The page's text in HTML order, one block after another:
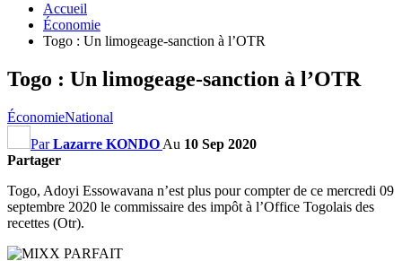
Accueil
Économie
Togo : Un limogeage-sanction à l’OTR
Togo : Un limogeage-sanction à l’OTR
ÉconomieNational
ParLazarre KONDO Au 10 Sep 2020
Partager
Togo, Adoyi Essowavana n’est plus pour compter de ce mercredi 09
septembre 2020 le commissaire des impôt à l’Office Togolais des
recettes (Otr).